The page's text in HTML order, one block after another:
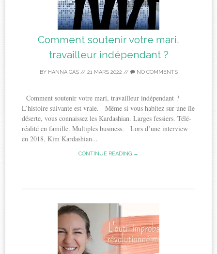
Comment soutenir votre mari,
travailleur indépendant ?
BY HANNA GAS// 21 MARS 2022 // NO COMMENTS
Comment soutenir votre mari, travailleur indépendant ?
L’histoire suivante est vraie. Même si vous habitez sur une île
déserte, vous connaissez les Kardashian. Larges fessiers. Télé-
réalité en famille. Multiples business. Lors d’une interview
en 2018, Kim Kardashian...
CONTINUE READING →